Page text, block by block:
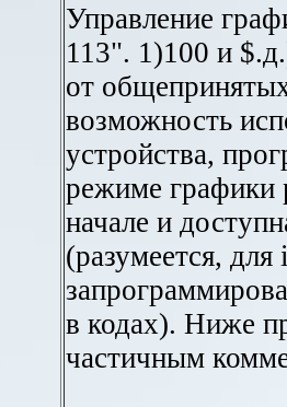
Управление
113". 1)100 и
oт
возможность
устройства,
режиме графики
начале и
(разумеется,
в кодах). Ниже
частичным